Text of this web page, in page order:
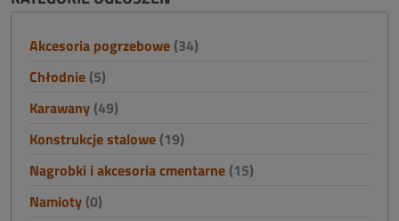
Akcesoria pogrzebowe (34)
Chłodnie (5)
Karawany (49)
Konstrukcje stalowe (19)
Nagrobki i akcesoria cmentarne (15)
Namioty (0)